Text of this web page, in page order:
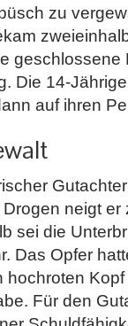
zu
geschlossene
Die 14-
auf ihren
neigt er
sei die
Das Opfer
hochroten
Für den